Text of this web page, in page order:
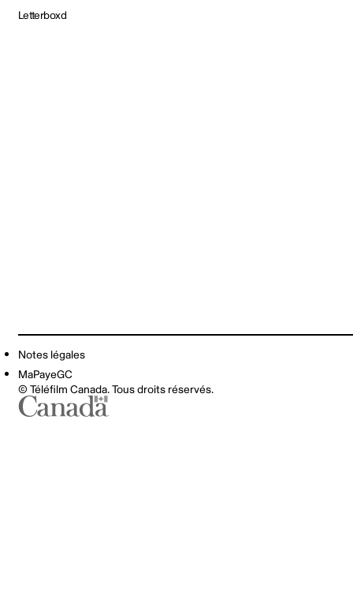
Letterboxd
Notes légales
MaPayeGC
© Téléfilm Canada. Tous droits réservés.